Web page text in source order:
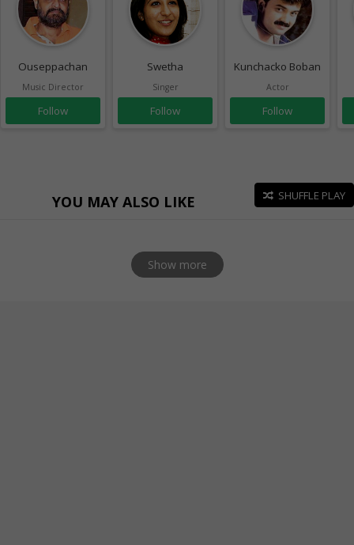
Ouseppachan
Music Director
Follow
Swetha
Singer
Follow
Kunchacko Boban
Actor
Follow
YOU MAY ALSO LIKE SHUFFLE PLAY
Show more